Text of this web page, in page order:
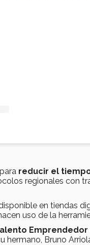
reducir el
regionales con
en tiendas
uso de la
Emprendedor
hermano, Bruno